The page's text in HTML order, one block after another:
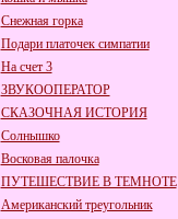
Снежная горка
Подари платочек симпатии
На счет 3
ЗВУКООПЕРАТОР
СКАЗОЧНАЯ ИСТОРИЯ
Солнышко
Восковая палочка
ПУТЕШЕСТВИЕ В ТЕМНОТЕ
Американский треугольник